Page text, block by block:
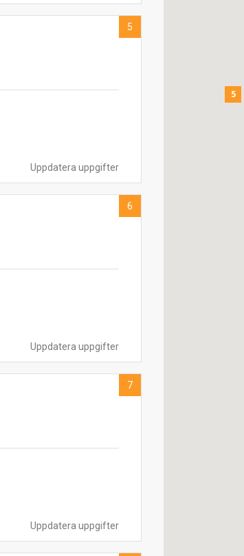
Uppdatera uppgifter
5
Uppdatera uppgifter
6
Uppdatera uppgifter
7
5